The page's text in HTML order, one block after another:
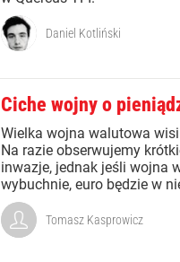
Daniel Kotliński
Ciche wojny o
Wielka wojna walutowa
Na razie obserwujemy
inwazje, jednak jeśli wojna
wybuchnie, euro będzie w
Tomasz Kasprowicz